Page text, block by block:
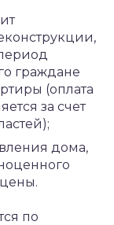
граждане
(оплата
за счет
дома,
по